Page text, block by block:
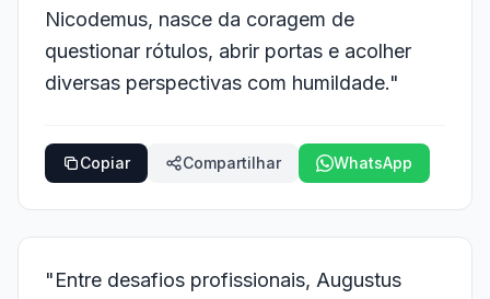
Nicodemus, nasce da coragem de
questionar rótulos, abrir portas e acolher
diversas perspectivas com humildade."
Copiar Compartilhar WhatsApp
"Entre desafios profissionais, Augustus